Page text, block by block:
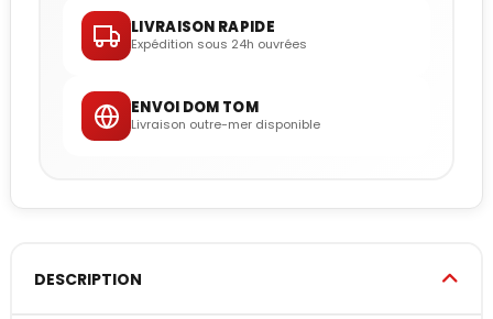
LIVRAISON RAPIDE
Expédition sous 24h ouvrées
ENVOI DOM TOM
Livraison outre-mer disponible
DESCRIPTION